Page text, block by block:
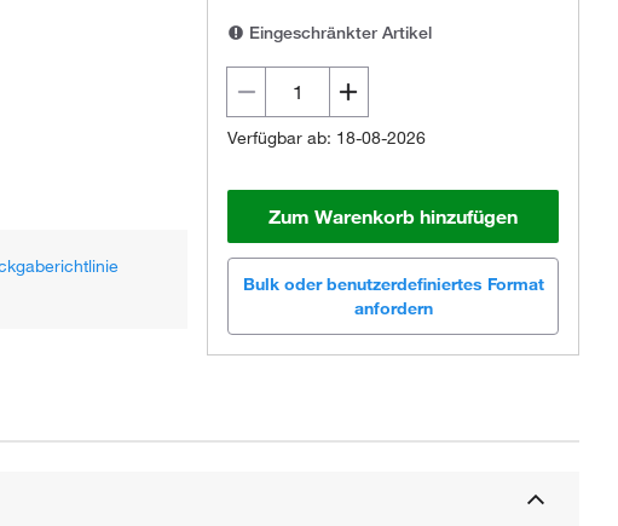
Eingeschränkter Artikel
Verfügbar ab: 18-08-2026
Zum Warenkorb hinzufügen
Bulk oder benutzerdefiniertes Format
anfordern